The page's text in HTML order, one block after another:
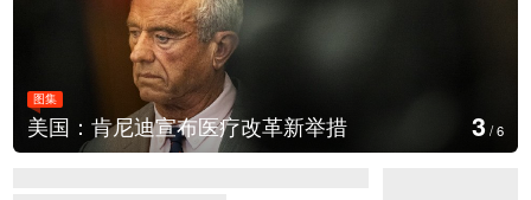
举措 云南普洱：乡村风光如画4 /6